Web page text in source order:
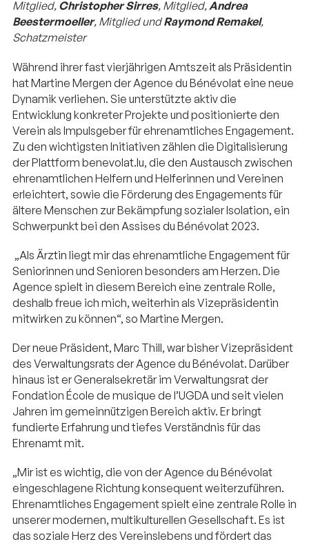
Mitglied, Christopher Sirres, Mitglied,Andrea
Beestermoeller, Mitglied undRaymond Remakel,
Schatzmeister
Während ihrer fast vierjährigen Amtszeit als Präsidentin
hat Martine Mergen der Agence du Bénévolat eine neue
Dynamik verliehen. Sie unterstützte aktiv die
Entwicklung konkreter Projekte und positionierte den
Verein als Impulsgeber für ehrenamtliches Engagement.
Zu den wichtigsten Initiativen zählen die Digitalisierung
der Plattform benevolat.lu, die den Austausch zwischen
ehrenamtlichen Helfern und Helferinnen und Vereinen
erleichtert, sowie die Förderung des Engagements für
ältere Menschen zur Bekämpfung sozialer Isolation, ein
Schwerpunkt bei den Assises du Bénévolat 2023.
„Als Ärztin liegt mir das ehrenamtliche Engagement für
Seniorinnen und Senioren besonders am Herzen. Die
Agence spielt in diesem Bereich eine zentrale Rolle,
deshalb freue ich mich, weiterhin als Vizepräsidentin
mitwirken zu können“, so Martine Mergen.
Der neue Präsident, Marc Thill, war bisher Vizepräsident
des Verwaltungsrats der Agence du Bénévolat. Darüber
hinaus ist er Generalsekretär im Verwaltungsrat der
Fondation École de musique de l’UGDA und seit vielen
Jahren im gemeinnützigen Bereich aktiv. Er bringt
fundierte Erfahrung und tiefes Verständnis für das
Ehrenamt mit.
„Mir ist es wichtig, die von der Agence du Bénévolat
eingeschlagene Richtung konsequent weiterzuführen.
Ehrenamtliches Engagement spielt eine zentrale Rolle in
unserer modernen, multikulturellen Gesellschaft. Es ist
das soziale Herz des Vereinslebens und fördert das